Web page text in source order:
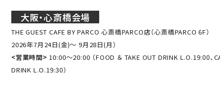
ACCESS
オンラインショップ
ONLINE SHOP
English
中文（简）
大阪・心斎橋会場
THE GUEST CAFE BY PARCO 心斎橋PARCO店（心斎橋PARCO 6F）
2026年7月24日(金)～ 9月28日(月）
<営業時間> 10:00～20:00 （FOOD ＆ TAKE OUT DRINK L.O.19:00、
DRINK L.O.19:30）